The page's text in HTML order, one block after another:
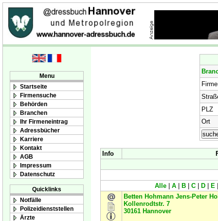
Menu
Startseite
Firmensuche
Behörden
Branchen
Ihr Firmeneintrag
Adressbücher
Karriere
Kontakt
AGB
Impressum
Datenschutz
Quicklinks
Notfälle
Polizeidienststellen
Ärzte
PLZ
Ort
Info
Alle A B C D E
Betten Hohmann Jens-Peter
Kollenrodtstr. 7
30161 Hannover